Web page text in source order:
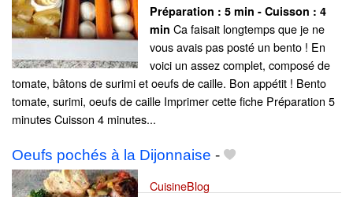
Préparation : 5 min - Cuisson : 4
min Ca faisait longtemps que je ne
vous avais pas posté un bento ! En
voici un assez complet, composé de
tomate, bâtons de surimi et oeufs de caille. Bon appétit ! Bento
tomate, surimi, oeufs de caille Imprimer cette fiche Préparation 5
minutes Cuisson 4 minutes...
Oeufs pochés à la Dijonnaise -
CuisineBlog